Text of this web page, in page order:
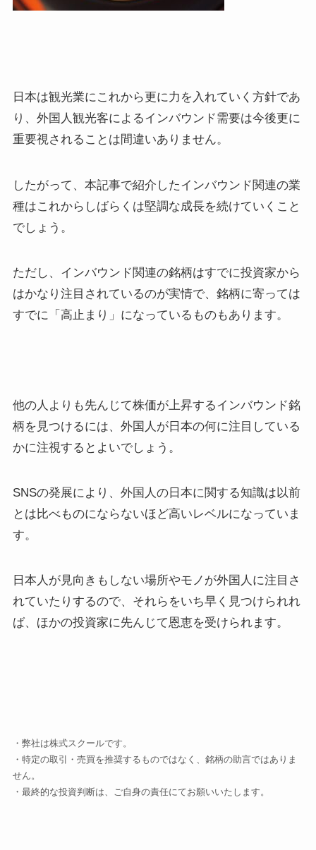
日本は観光業にこれから更に力を入れていく方針であ
り、外国人観光客によるインバウンド需要は今後更に
重要視されることは間違いありません。
したがって、本記事で紹介したインバウンド関連の業
種はこれからしばらくは堅調な成長を続けていくこと
でしょう。
ただし、インバウンド関連の銘柄はすでに投資家から
はかなり注目されているのが実情で、銘柄に寄っては
すでに「高止まり」になっているものもあります。
他の人よりも先んじて株価が上昇するインバウンド銘
柄を見つけるには、外国人が日本の何に注目している
かに注視するとよいでしょう。
SNSの発展により、外国人の日本に関する知識は以前
とは比べものにならないほど高いレベルになっていま
す。
日本人が見向きもしない場所やモノが外国人に注目さ
れていたりするので、それらをいち早く見つけられれ
ば、ほかの投資家に先んじて恩恵を受けられます。
・弊社は株式スクールです。
・特定の取引・売買を推奨するものではなく、銘柄の助言ではありま
せん。
・最終的な投資判断は、ご自身の責任にてお願いいたします。